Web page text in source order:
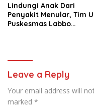
Lindungi Anak Dari
Penyakit Menular, Tim
Puskesmas Labbo
Leave a Reply
Your email address will
marked *